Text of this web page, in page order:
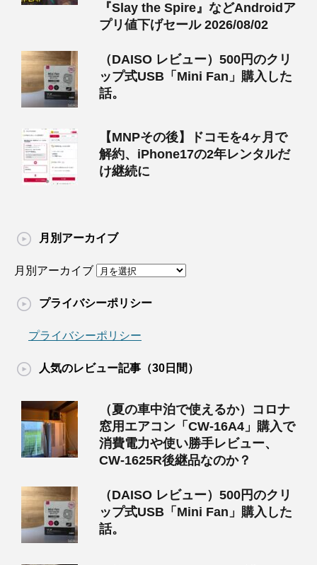
『Slay the Spire』などAndroidア
プリ値下げセール 2026/08/02
（DAISO レビュー）500円のクリ
ップ式USB「Mini Fan」購入した
話。
【MNPその後】ドコモを4ヶ月で
解約、iPhone17の2年レンタルだ
け継続に
月別アーカイブ
月別アーカイブ
プライバシーポリシー
プライバシーポリシー
人気のレビュー記事（30日間）
（夏の車中泊で使えるか）コロナ
窓用エアコン「CW-16A4」購入で
消費電力や使い勝手レビュー、
CW-1625R後継品なのか？
（DAISO レビュー）500円のクリ
ップ式USB「Mini Fan」購入した
話。